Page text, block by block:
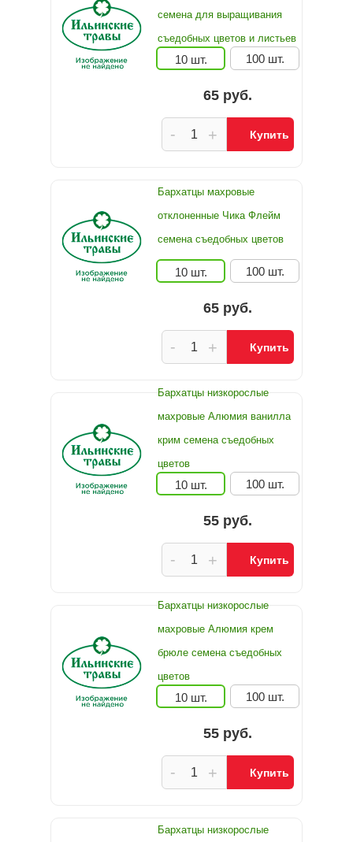
семена для выращивания
съедобных цветов и листьев
10 шт. 100 шт.
65 руб.
+
- Купить
Бархатцы махровые
отклоненные Чика Флейм
семена съедобных цветов
10 шт. 100 шт.
65 руб.
+
- Купить
Бархатцы низкорослые
махровые Алюмия ванилла
крим семена съедобных
цветов
10 шт. 100 шт.
55 руб.
+
- Купить
Бархатцы низкорослые
махровые Алюмия крем
брюле семена съедобных
цветов
10 шт. 100 шт.
55 руб.
+
- Купить
Бархатцы низкорослые